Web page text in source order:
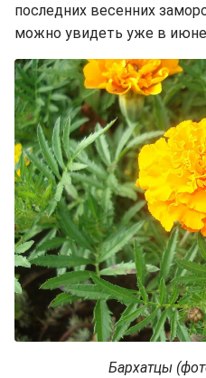
последних весенних
можно увидеть уже в
Бархатцы